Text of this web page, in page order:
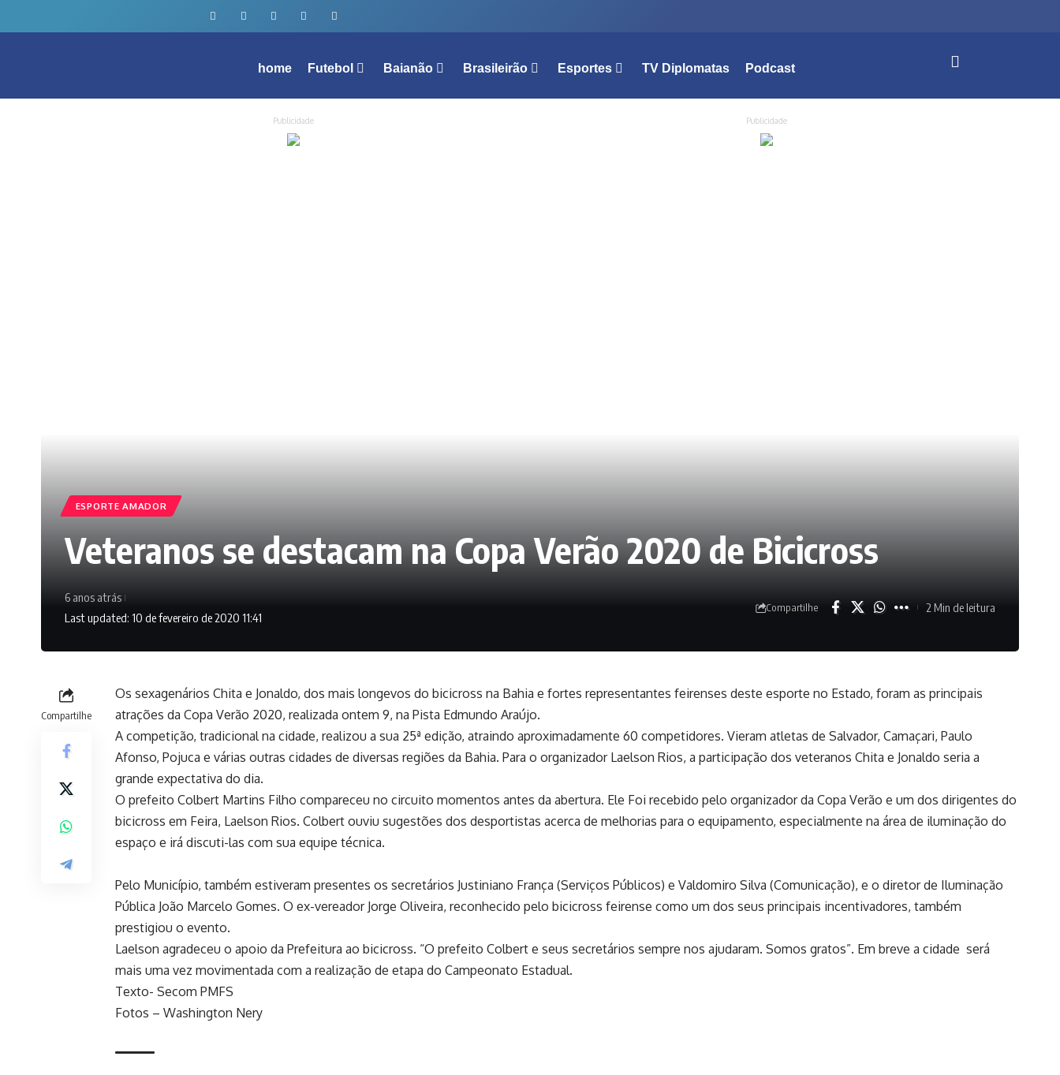
home Futebol Baianão Brasileirão Esportes TV Diplomatas Podcast
Publicidade Publicidade
ESPORTE AMADOR
Veteranos se destacam na Copa Verão 2020 de Bicicross
Last updated: 10 de fevereiro de 2020 11:41
6 anos atrás
Compartilhe 2 Min de leitura
Compartilhe
Os sexagenários Chita e Jonaldo, dos mais longevos do bicicross na Bahia e fortes representantes feirenses deste esporte no Estado, foram as principais
atrações da Copa Verão 2020, realizada ontem 9, na Pista Edmundo Araújo.
A competição, tradicional na cidade, realizou a sua 25ª edição, atraindo aproximadamente 60 competidores. Vieram atletas de Salvador, Camaçari, Paulo
Afonso, Pojuca e várias outras cidades de diversas regiões da Bahia. Para o organizador Laelson Rios, a participação dos veteranos Chita e Jonaldo seria a
grande expectativa do dia.
O prefeito Colbert Martins Filho compareceu no circuito momentos antes da abertura. Ele Foi recebido pelo organizador da Copa Verão e um dos dirigentes do
bicicross em Feira, Laelson Rios. Colbert ouviu sugestões dos desportistas acerca de melhorias para o equipamento, especialmente na área de iluminação do
espaço e irá discuti-las com sua equipe técnica.
Pelo Município, também estiveram presentes os secretários Justiniano França (Serviços Públicos) e Valdomiro Silva (Comunicação), e o diretor de Iluminação
Pública João Marcelo Gomes. O ex-vereador Jorge Oliveira, reconhecido pelo bicicross feirense como um dos seus principais incentivadores, também
prestigiou o evento.
Laelson agradeceu o apoio da Prefeitura ao bicicross. “O prefeito Colbert e seus secretários sempre nos ajudaram. Somos gratos”. Em breve a cidade será
mais uma vez movimentada com a realização de etapa do Campeonato Estadual.
Texto- Secom PMFS
Fotos – Washington Nery